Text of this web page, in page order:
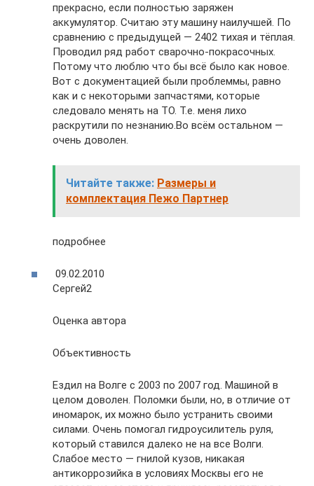
прекрасно, если полностью заряжен
аккумулятор. Считаю эту машину наилучшей. По
сравнению с предыдущей — 2402 тихая и тёплая.
Проводил ряд работ сварочно-покрасочных.
Потому что люблю что бы всё было как новое.
Вот с документацией были проблеммы, равно
как и с некоторыми запчастями, которые
следовало менять на ТО. Т.е. меня лихо
раскрутили по незнанию.Во всём остальном —
очень доволен.
Читайте также: Размеры и
комплектация Пежо Партнер
подробнее
09.02.2010
Сергей2
Оценка автора
Объективность
Ездил на Волге с 2003 по 2007 год. Машиной в
целом доволен. Поломки были, но, в отличие от
иномарок, их можно было устранить своими
силами. Очень помогал гидроусилитель руля,
который ставился далеко не на все Волги.
Слабое место — гнилой кузов, никакая
антикоррозийка в условиях Москвы его не